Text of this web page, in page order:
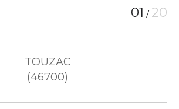
01 / 20
TOUZAC
(46700)